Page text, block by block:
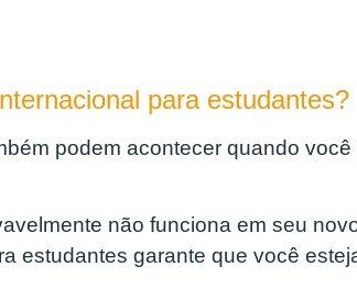
para estudantes?
podem acontecer quando você
não funciona em seu
estudantes garante que você